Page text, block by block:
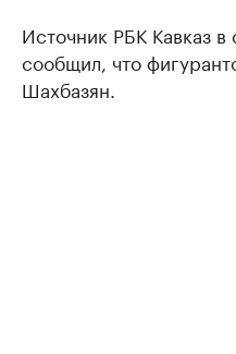
Источник РБК Кавказ в
сообщил, что
Шахбазян.